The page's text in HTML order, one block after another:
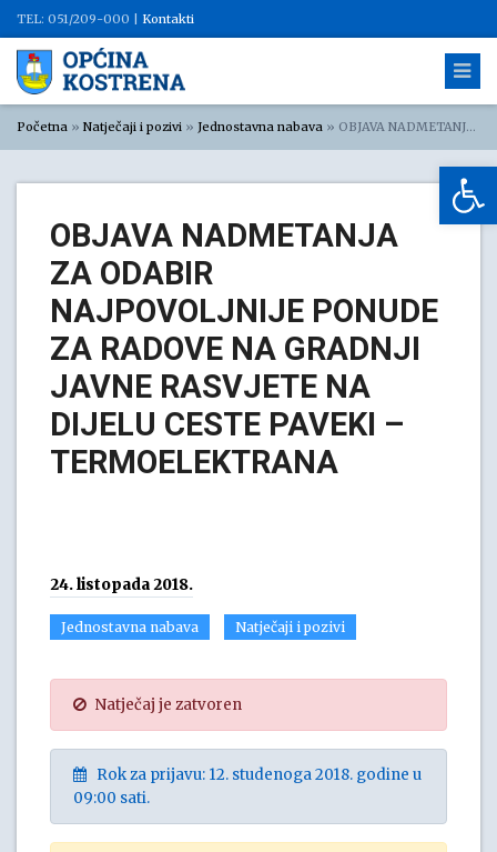
TEL: 051/209-000 | Kontakti
Početna » Natječaji i pozivi » Jednostavna nabava » OBJAVA NADMETANJA ZA ODABIR NAJPOVOLJNIJE PONUDE ZA RADOVE NA GRADNJI JAVNE RASVJETE NA DIJELU CESTE PAVEKI – TERMOELEKTRANA
OBJAVA NADMETANJA
ZA ODABIR
NAJPOVOLJNIJE PONUDE
ZA RADOVE NA GRADNJI
JAVNE RASVJETE NA
DIJELU CESTE PAVEKI –
TERMOELEKTRANA
24. listopada 2018.
Jednostavna nabava Natječaji i pozivi
Natječaj je zatvoren
Rok za prijavu: 12. studenoga 2018. godine u
09:00 sati.